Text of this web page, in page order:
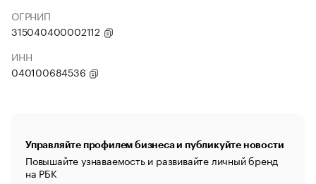
ОГРНИП
315040400002112
ИНН
040100684536
Управляйте профилем бизнеса и публикуйте новости
Повышайте узнаваемость и развивайте личный бренд
на РБК